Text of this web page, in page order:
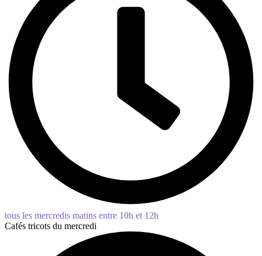
tous les mercredis matins entre 10h et 12h
Cafés tricots du mercredi